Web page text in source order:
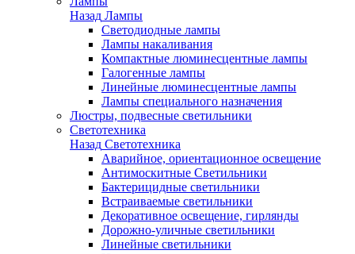
Назад Лампы
Светодиодные лампы
Лампы накаливания
Компактные люминесцентные лампы
Галогенные лампы
Линейные люминесцентные лампы
Лампы специального назначения
Люстры, подвесные светильники
Светотехника
Назад Светотехника
Аварийное, ориентационное освещение
Антимоскитные Светильники
Бактерицидные светильники
Встраиваемые светильники
Декоративное освещение, гирлянды
Дорожно-уличные светильники
Линейные светильники